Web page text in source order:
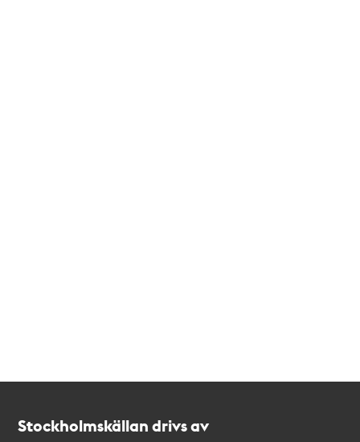
Stockholmskällan drivs av